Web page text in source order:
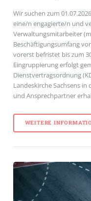
Wir suchen zum
eine/n engagierte/n und
Verwaltungsmitarbeiter
Beschäftigungsumfang
vorerst befristet bis zum
Eingruppierung erfolgt
Dienstvertragsordnung
Landeskirche Sachsens in
und Ansprechpartner
WEITERE